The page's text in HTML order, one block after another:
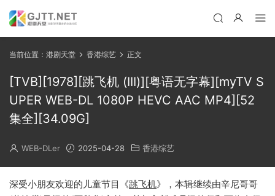
当前位置： 港剧天堂 香港综艺 正文
[TVB][1978][跳飞机 (III)][粤语无字幕][myTV S
UPER WEB-DL 1080P HEVC AAC MP4][52
集全][34.09G]
WEB-DLer 2025-04-28 香港综艺
深受小朋友欢迎的儿童节目《跳飞机》，本辑继续由辛尼哥哥